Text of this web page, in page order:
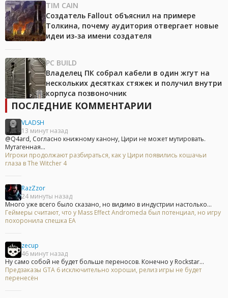
TIM CAIN
Создатель Fallout объяснил на примере
Толкина, почему аудитория отвергает новые
идеи из-за имени создателя
PC BUILD
Владелец ПК собрал кабели в один жгут на
нескольких десятках стяжек и получил внутри
корпуса позвоночник
ПОСЛЕДНИЕ КОММЕНТАРИИ
VLADSH
13 минут назад
@Q4ard, Согласно книжному канону, Цири не может мутировать.
Мутагенная...
Игроки продолжают разбираться, как у Цири появились кошачьи
глаза в The Witcher 4
RazZzor
24 минуты назад
Много уже всего было сказано, но видимо в индустрии настолько...
Геймеры считают, что у Mass Effect Andromeda был потенциал, но игру
похоронила спешка EA
zecup
46 минут назад
Ну само собой не будет больше переносов. Конечно у Rockstar...
Предзаказы GTA 6 исключительно хороши, релиз игры не будет
перенесён